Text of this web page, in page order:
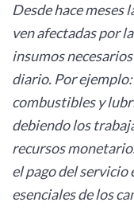
Desde hace meses
ven afectadas por
insumos
diario. Por
combustibles y
debiendo los
recursos
el pago del
esenciales de los